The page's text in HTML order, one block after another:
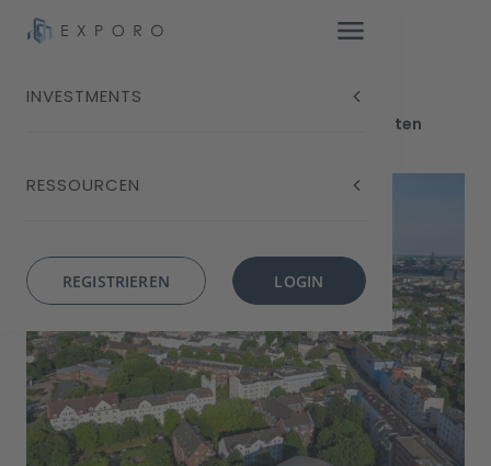
INVESTMENTS
RESSOURCEN
REGISTRIEREN LOGIN
Bunkerboom – mit Umnutzungskonzepten